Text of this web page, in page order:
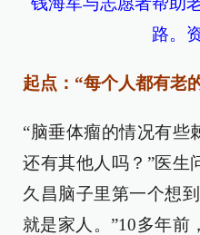
路。
起点：“每个人都有老
“脑垂体瘤的情况有些
还有其他人吗？”医生
久昌脑子里第一个想
就是家人。”10多年前